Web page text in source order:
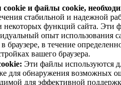
и файлы cookie,
стабильной и надежной
некоторых функций сайта. Эти
опыт использования
браузере, в течение
вашего браузера.
Эти файлы используются
для обнаружения возможных
для эффективной